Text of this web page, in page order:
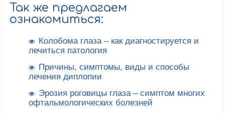
Так же предлагаем
ознакомиться:
Колобома глаза – как диагностируется и
лечиться патология
Причины, симптомы, виды и способы
лечения диплопии
Эрозия роговицы глаза – симптом многих
офтальмологических болезней